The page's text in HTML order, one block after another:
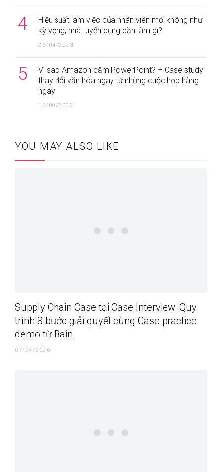
4
Hiệu suất làm việc của nhân viên mới không như
kỳ vọng, nhà tuyển dụng cần làm gì?
26/04/2023
5
Vì sao Amazon cấm PowerPoint? – Case study
thay đổi văn hóa ngay từ những cuộc họp hàng
ngày
13/09/2022
YOU MAY ALSO LIKE
Supply Chain Case tại Case Interview: Quy
trình 8 bước giải quyết cùng Case practice
demo từ Bain
07/04/2026